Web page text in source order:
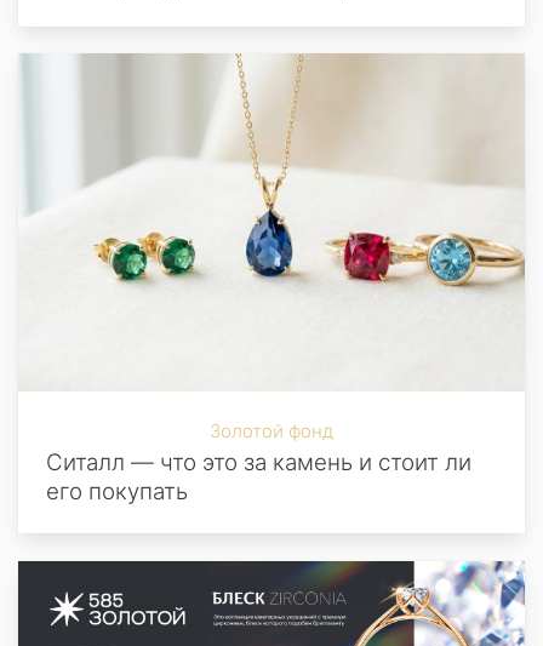
Золотой фонд
Ситалл — что это за камень и стоит ли
его покупать